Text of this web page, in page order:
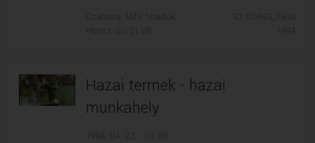
Csatorna: MTV híradók
Hossz: 00:01:08
ID: 05492_1994
1994
Hazai termek - hazai
munkahely
1994. 04. 23. - 19:30